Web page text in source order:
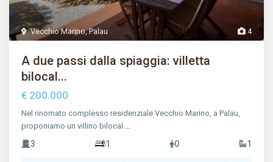
4
Vecchio Marino,Palau
A due passi dalla spiaggia: villetta
bilocal...
€ 200.000
Nel rinomato complesso residenziale Vecchio Marino, a Palau,
proponiamo un villino bilocal ...
3 1 0 1